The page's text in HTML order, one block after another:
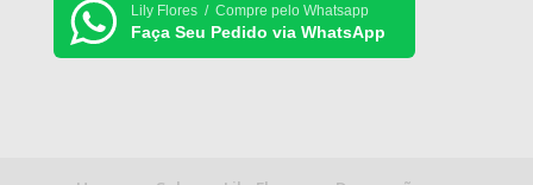
Lily Flores / Compre pelo Whatsapp
Faça Seu Pedido via WhatsApp